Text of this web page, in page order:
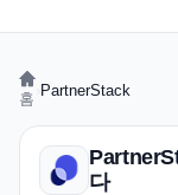
홈 PartnerStack
다